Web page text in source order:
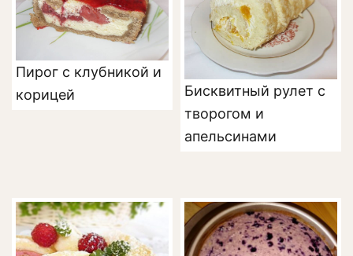
Пирог с клубникой и
корицей
Бисквитный рулет с
творогом и
апельсинами